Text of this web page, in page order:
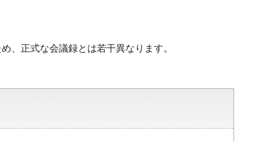
、正式な会議録とは若干異なります。